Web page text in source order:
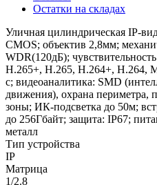
Остатки на складах
Уличная цилиндрическая IP-
CMOS; объектив 2,8мм;
WDR(120дБ);
H.265+, H.265, H.264+, H.264,
с; видеоаналитика: SMD
движения), охрана периметра,
зоны; ИК-подсветка до 50м;
до 256Гбайт; защита: IP67;
металл
Тип устройства
IP
Матрица
1/2.8